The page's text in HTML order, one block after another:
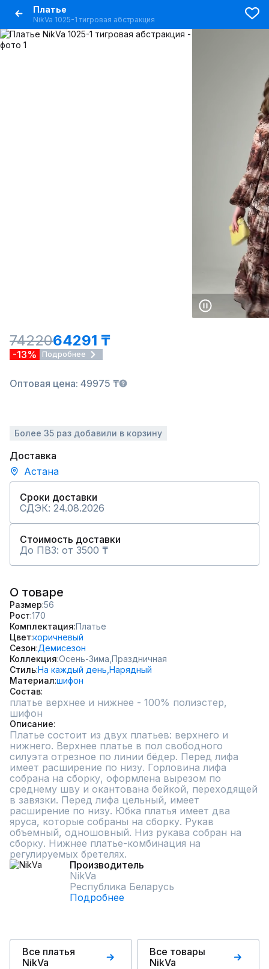
Платье
NikVa 1025-1 тигровая абстракция
7422064291 ₸
-13% Подробнее
Оптовая цена: 49975 ₸
Более 35 раз добавили в корзину
Доставка
Астана
Сроки доставки
СДЭК: 24.08.2026
Стоимость доставки
До ПВЗ: от 3500 ₸
О товаре
Размер 56
Рост 170
Комплектация Платье
Цвет коричневый
Сезон Демисезон
Коллекция Осень-Зима, Праздничная
СтильНа каждый день, Нарядный
Материал шифон
Состав
платье верхнее и нижнее - 100% полиэстер,
шифон
Описание
Платье состоит из двух платьев: верхнего и
нижнего. Верхнее платье в пол свободного
силуэта отрезное по линии бёдер. Перед лифа
имеет расширение по низу. Горловина лифа
собрана на сборку, оформлена вырезом по
среднему шву и окантована бейкой, переходящей
в завязки. Перед лифа цельный, имеет
расширение по низу. Юбка платья имеет два
яруса, которые собраны на сборку. Рукав
объемный, одношовный. Низ рукава собран на
сборку. Нижнее платье-комбинация на
регулируемых бретелях.
Производитель
NikVa
Республика Беларусь
Подробнее
Все платья
NikVa
Все товары
NikVa